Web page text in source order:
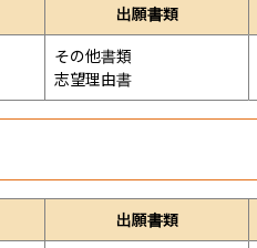
出願書類
その他書類
志望理由書
出願書類